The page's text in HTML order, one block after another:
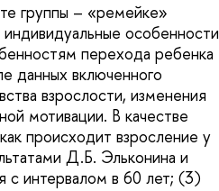
группы – «ремейке»
особенности
перехода ребенка
данных включенного
взрослости, изменения
мотивации. В качестве
происходит взросление у
Д.Б. Эльконина и
с интервалом в 60 лет; (3)